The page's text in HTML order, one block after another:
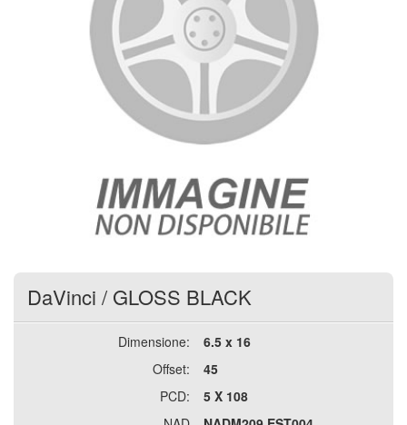
DaVinci / GLOSS BLACK
Dimensione:
6.5 x 16
Offset:
45
PCD:
5 X 108